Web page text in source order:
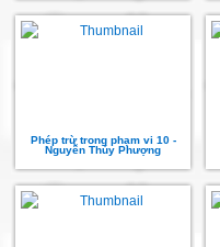
Phép trừ trong phạm vi 10 -
Nguyễn Thúy Phượng